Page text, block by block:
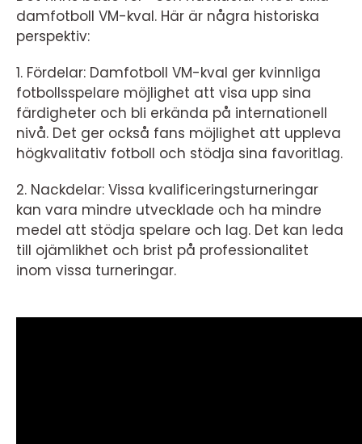
damfotboll VM-kval. Här är några historiska
perspektiv:
1. Fördelar: Damfotboll VM-kval ger kvinnliga
fotbollsspelare möjlighet att visa upp sina
färdigheter och bli erkända på internationell
nivå. Det ger också fans möjlighet att uppleva
högkvalitativ fotboll och stödja sina favoritlag.
2. Nackdelar: Vissa kvalificeringsturneringar
kan vara mindre utvecklade och ha mindre
medel att stödja spelare och lag. Det kan leda
till ojämlikhet och brist på professionalitet
inom vissa turneringar.